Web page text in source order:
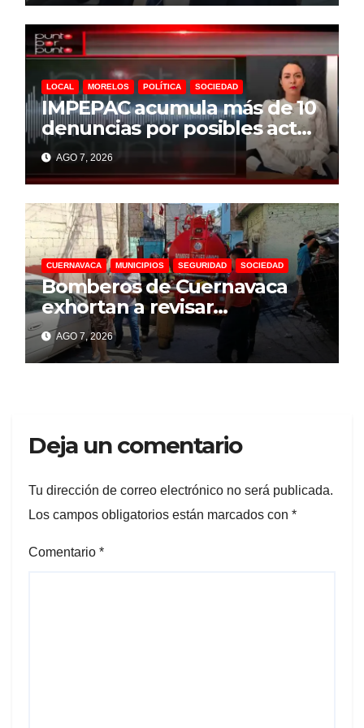
LOCAL MORELOS POLÍTICA SOCIEDAD
IMPEPAC acumula más de 10
denuncias por posibles actos
anticipados de campaña
rumbo a 2027
AGO 7, 2026
CUERNAVACA MUNICIPIOS SEGURIDAD SOCIEDAD
Bomberos de Cuernavaca
exhortan a revisar
instalaciones de gas para
prevenir incidentes
AGO 7, 2026
Deja un comentario
Tu dirección de correo electrónico no será publicada.
Los campos obligatorios están marcados con *
Comentario *